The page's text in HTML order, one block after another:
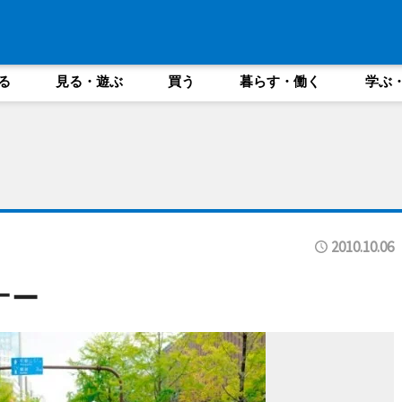
見る・遊ぶ 買う 暮らす・働く 学ぶ
2010.10.06
ー